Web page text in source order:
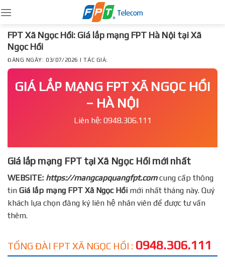
to
content
FPT Xã Ngọc Hồi: Giá lắp mạng FPT Hà Nội tại Xã
Ngọc Hồi
ĐĂNG NGÀY: 03/07/2026 | TÁC GIẢ:
GIÁ LẮP MẠNG FPT XÃ NGỌC HỒI
– HÀ NỘI
Liên hệ: 0948.306.111
Giá lắp mạng FPT tại Xã Ngọc Hồi mới nhất
WEBSITE: https://mangcapquangfpt.comcung cấp thông
tin Giá lắp mạng FPT Xã Ngọc Hồi mới nhất tháng này. Quý
khách lựa chọn đăng ký liên hệ nhân viên để được tư vấn
thêm.
TỔNG ĐÀI FPT XÃ NGỌC HỒI : 0948.306.111